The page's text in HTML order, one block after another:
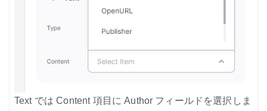
Text では Content 項目に Author フィールドを選択しま